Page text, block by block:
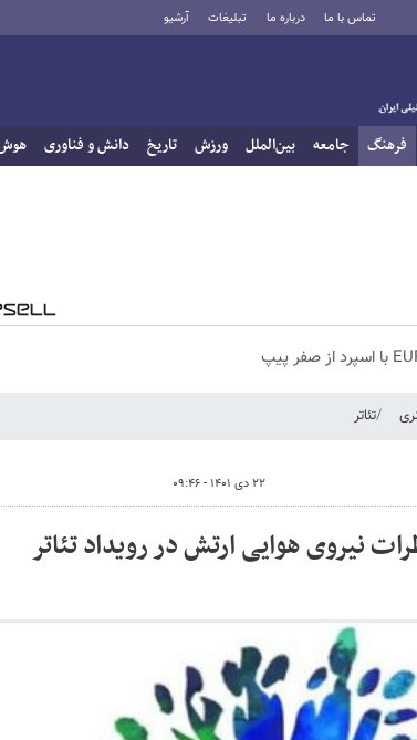
تماس با ما درباره ما تبلیغات آرشیو
فرهنگ جامعه بین‌الملل ورزش تاریخ دانش و فناوری
تئاتر
۲۲ دی ۱۴۰۱ - ۰۹:۴۶
نیروی هوایی ارتش در رویداد تئاتر